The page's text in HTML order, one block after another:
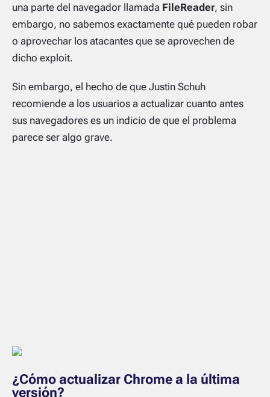
una parte del navegador llamada FileReader, sin
embargo, no sabemos exactamente qué pueden robar
o aprovechar los atacantes que se aprovechen de
dicho exploit.
Sin embargo, el hecho de que Justin Schuh
recomiende a los usuarios a actualizar cuanto antes
sus navegadores es un indicio de que el problema
parece ser algo grave.
¿Cómo actualizar Chrome a la última
versión?